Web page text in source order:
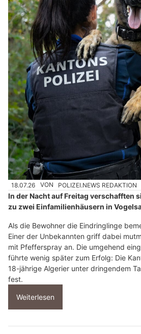
18.07.26 VON POLIZEI.NEWS REDAKTION
In der Nacht auf Freitag verschafften
zu zwei Einfamilienhäusern in
Als die Bewohner die Eindringlinge
Einer der Unbekannten griff dabei
mit Pfefferspray an. Die umgehend
führte wenig später zum Erfolg: Die
18-jährige Algerier unter dringendem
fest.
Weiterlesen